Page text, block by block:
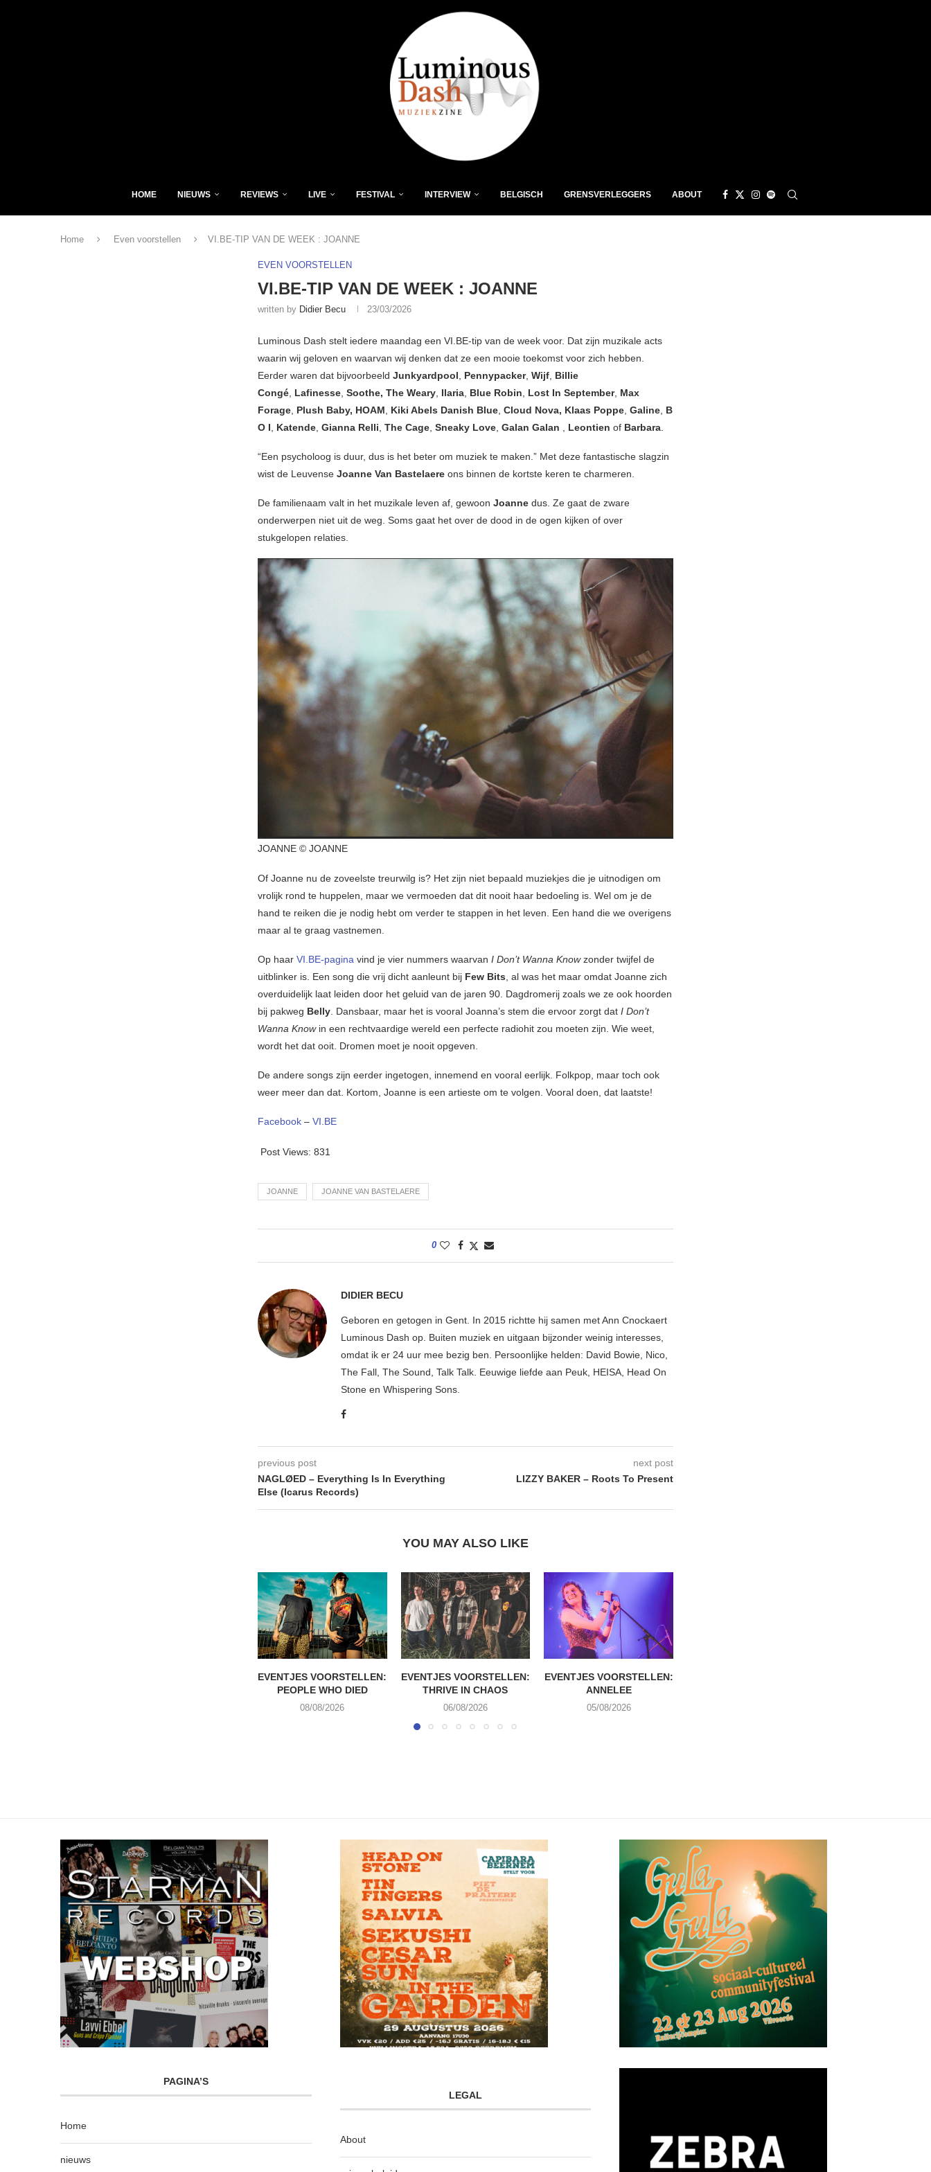
HOME NIEUWS REVIEWS LIVE FESTIVAL INTERVIEW BELGISCH GRENSVERLEGGERS ABOUT
Home Even voorstellen VI.BE-TIP VAN DE WEEK : JOANNE
EVEN VOORSTELLEN
VI.BE-TIP VAN DE WEEK : JOANNE
written by Didier Becu 23/03/2026
Luminous Dash stelt iedere maandag een VI.BE-tip van de week voor. Dat zijn muzikale acts
waarin wij geloven en waarvan wij denken dat ze een mooie toekomst voor zich hebben.
Eerder waren dat bijvoorbeeld Junkyardpool, Pennypacker, Wijf, Billie
Congé, Lafinesse, Soothe, The Weary, Ilaria, Blue Robin, Lost In September, Max
Forage, Plush Baby, HOAM, Kiki Abels Danish Blue, Cloud Nova, Klaas Poppe, Galine, B
O I, Katende, Gianna Relli, The Cage, Sneaky Love, Galan Galan , Leontien of Barbara.
“Een psycholoog is duur, dus is het beter om muziek te maken.” Met deze fantastische slagzin
wist de Leuvense Joanne Van Bastelaere ons binnen de kortste keren te charmeren.
De familienaam valt in het muzikale leven af, gewoon Joanne dus. Ze gaat de zware
onderwerpen niet uit de weg. Soms gaat het over de dood in de ogen kijken of over
stukgelopen relaties.
JOANNE © JOANNE
Of Joanne nu de zoveelste treurwilg is? Het zijn niet bepaald muziekjes die je uitnodigen om
vrolijk rond te huppelen, maar we vermoeden dat dit nooit haar bedoeling is. Wel om je de
hand te reiken die je nodig hebt om verder te stappen in het leven. Een hand die we overigens
maar al te graag vastnemen.
Op haar VI.BE-pagina vind je vier nummers waarvan I Don’t Wanna Knowzonder twijfel de
uitblinker is. Een song die vrij dicht aanleunt bij Few Bits, al was het maar omdat Joanne zich
overduidelijk laat leiden door het geluid van de jaren 90. Dagdromerij zoals we ze ook hoorden
bij pakweg Belly. Dansbaar, maar het is vooral Joanna’s stem die ervoor zorgt dat I Don’t
Wanna Know in een rechtvaardige wereld een perfecte radiohit zou moeten zijn. Wie weet,
wordt het dat ooit. Dromen moet je nooit opgeven.
De andere songs zijn eerder ingetogen, innemend en vooral eerlijk. Folkpop, maar toch ook
weer meer dan dat. Kortom, Joanne is een artieste om te volgen. Vooral doen, dat laatste!
Facebook – VI.BE
Post Views: 831
JOANNE JOANNE VAN BASTELAERE
0
DIDIER BECU
Geboren en getogen in Gent. In 2015 richtte hij samen met Ann Cnockaert
Luminous Dash op. Buiten muziek en uitgaan bijzonder weinig interesses,
omdat ik er 24 uur mee bezig ben. Persoonlijke helden: David Bowie, Nico,
The Fall, The Sound, Talk Talk. Eeuwige liefde aan Peuk, HEISA, Head On
Stone en Whispering Sons.
previous post
NAGLØED – Everything Is In Everything
Else (Icarus Records)
next post
LIZZY BAKER – Roots To Present
YOU MAY ALSO LIKE
EVENTJES VOORSTELLEN:
PEOPLE WHO DIED
08/08/2026
EVENTJES VOORSTELLEN:
THRIVE IN CHAOS
06/08/2026
EVENTJES VOORSTELLEN:
ANNELEE
05/08/2026
PAGINA’S
Home
nieuws
LEGAL
About